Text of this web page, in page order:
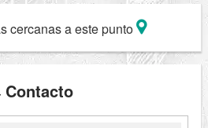
cercanas a este punto
Contacto